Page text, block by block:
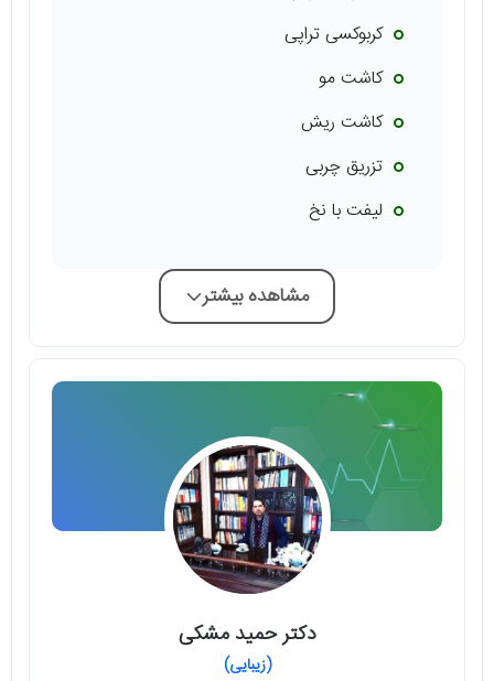
کربوکسی تراپی
کاشت مو
کاشت‌ ریش
تزریق چربی
لیفت با نخ
مشاهده بیشتر
دکتر حمید مشکی
(زیبایی)